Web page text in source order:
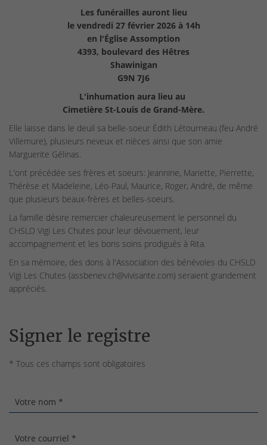
Les funérailles auront lieu
le vendredi 27 février 2026 à 14h
en l'Église Assomption
4393, boulevard des Hêtres
Shawinigan
G9N 7J6
L'inhumation aura lieu au
Cimetière St-Louis de Grand-Mère.
Elle laisse dans le deuil sa belle-soeur Édith Létourneau (feu André
Villemure), plusieurs neveux et nièces ainsi que son amie
Marguerite Gélinas.
L'ont précédée ses frères et soeurs: Jeannine, Mariette, Pierrette,
Thérèse et Madeleine, Léo-Paul, Maurice, Roger, André, de même
que plusieurs beaux-frères et belles-soeurs.
La famille désire remercier chaleureusement le personnel du
CHSLD Vigi Les Chutes pour leur dévouement, leur
accompagnement et les bons soins prodigués à Rita.
En sa mémoire, des dons à l'Association des bénévoles du CHSLD
Vigi Les Chutes (assbenev.ch@vivisante.com) seraient grandement
appréciés.
Signer le registre
* Tous ces champs sont obligatoires
Votre nom *
Votre courriel *